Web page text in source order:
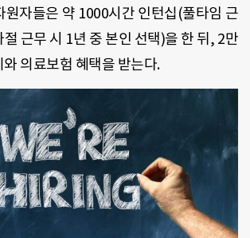
원자들은 약 1000시간 인턴십(풀타임 근
근무 시 1년 중 본인 선택)을 한 뒤, 2만
의료보험 혜택을 받는다.